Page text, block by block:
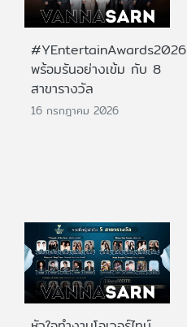
#YEntertainAwards2026
พร้อมรันอย่างเข้ม กับ 8
สาขารางวัล
16 กรกฎาคม 2026